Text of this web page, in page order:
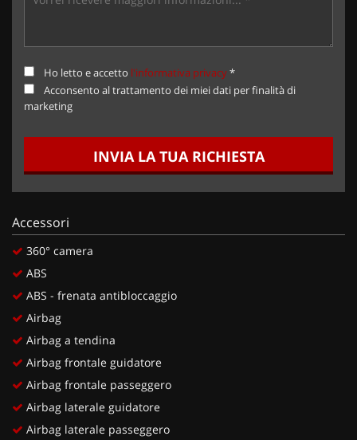
Ho letto e accetto l'informativa privacy*
Acconsento al trattamento dei miei dati per finalità di
marketing
INVIA LA TUA RICHIESTA
Accessori
360° camera
ABS
ABS - frenata antibloccaggio
Airbag
Airbag a tendina
Airbag frontale guidatore
Airbag frontale passeggero
Airbag laterale guidatore
Airbag laterale passeggero